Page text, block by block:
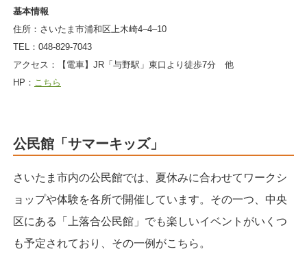
基本情報
住所：さいたま市浦和区上木崎4‒4‒10
TEL：048-829-7043
アクセス：【電車】JR「与野駅」東口より徒歩7分 他
HP： こちら
公民館「サマーキッズ」
さいたま市内の公民館では、夏休みに合わせてワークシ
ョップや体験を各所で開催しています。その一つ、 中央
区にある
「上落合公民館」でも楽しいイベントがいくつ
も予定されており、その一例がこちら。